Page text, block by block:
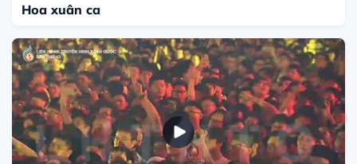
Hoa xuân ca